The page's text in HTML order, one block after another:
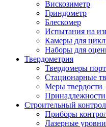
Вискозиметр
Гриндометр
Блескомер
Испытания на
Камеры для
Наборы для
Твердометрия
Твердомеры
Стационарные
Меры твердости
Принадлежности
Строительный
Приборы
Лазерные уровни